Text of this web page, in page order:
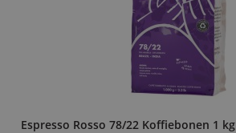
Espresso Rosso 78/22 Koffiebonen 1 kg